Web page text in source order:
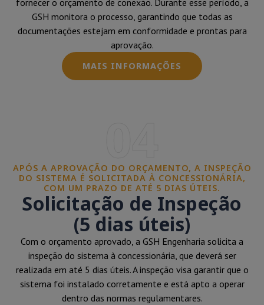
fornecer o orçamento de conexão. Durante esse período, a
GSH monitora o processo, garantindo que todas as
documentações estejam em conformidade e prontas para
aprovação.
MAIS INFORMAÇÕES
APÓS A APROVAÇÃO DO ORÇAMENTO, A INSPEÇÃO
DO SISTEMA É SOLICITADA À CONCESSIONÁRIA,
COM UM PRAZO DE ATÉ 5 DIAS ÚTEIS.
Solicitação de Inspeção
(5 dias úteis)
Com o orçamento aprovado, a GSH Engenharia solicita a
inspeção do sistema à concessionária, que deverá ser
realizada em até 5 dias úteis. A inspeção visa garantir que o
sistema foi instalado corretamente e está apto a operar
dentro das normas regulamentares.